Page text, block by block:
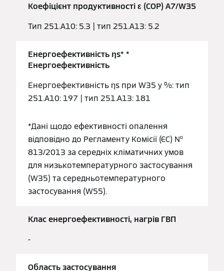
Коефіцієнт продуктивності ε (COP) A7/W35
Тип 251.A10: 5.3 | тип 251.A13: 5.2
Енергоефективність ƞs* *
Енергоефективність
Енергоефективність ƞs при W35 у %: тип
251.A10: 197 | тип 251.A13: 181
*Дані щодо ефективності опалення
відповідно до Регламенту Комісії (ЄС) №
813/2013 за середніх кліматичних умов
для низькотемпературного застосування
(W35) та середньотемпературного
застосування (W55).
Клас енергоефективності, нагрів ГВП
-
Область застосування